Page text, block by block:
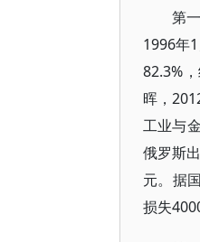
第
1996年
82.3%
晖，
工业与
俄罗斯
元。据
损失